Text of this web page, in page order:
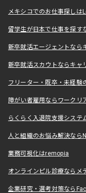
メキシコでのお仕事探し
留学生が日本で仕事を探す
新卒就活エージェントなら
新卒就活スカウトならキャ
フリーター・既卒・未経験
障がい者雇用ならワークリ
らくらく入退院支援システ
人と組織のお悩み解決なら
業務可視化はremopia
オンラインピル診療ならメ
企業研究・選考対策なら